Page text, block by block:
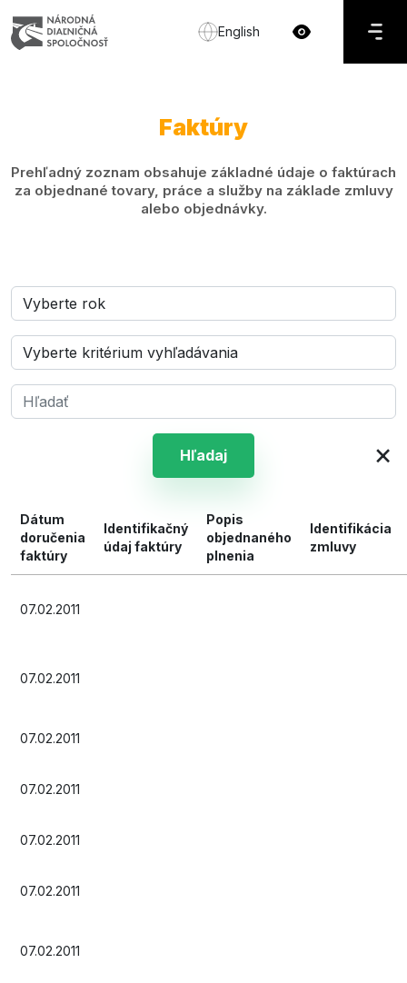
English
Faktúry
Prehľadný zoznam obsahuje základné údaje o faktúrach
za objednané tovary, práce a služby na základe zmluvy
alebo objednávky.
Hľadaj ×
Dátum
doručenia
faktúry
Identifikačný
údaj faktúry
Popis
objednaného
plnenia
Identifikácia
zmluvy
07.02.2011
07.02.2011
07.02.2011
07.02.2011
07.02.2011
07.02.2011
07.02.2011